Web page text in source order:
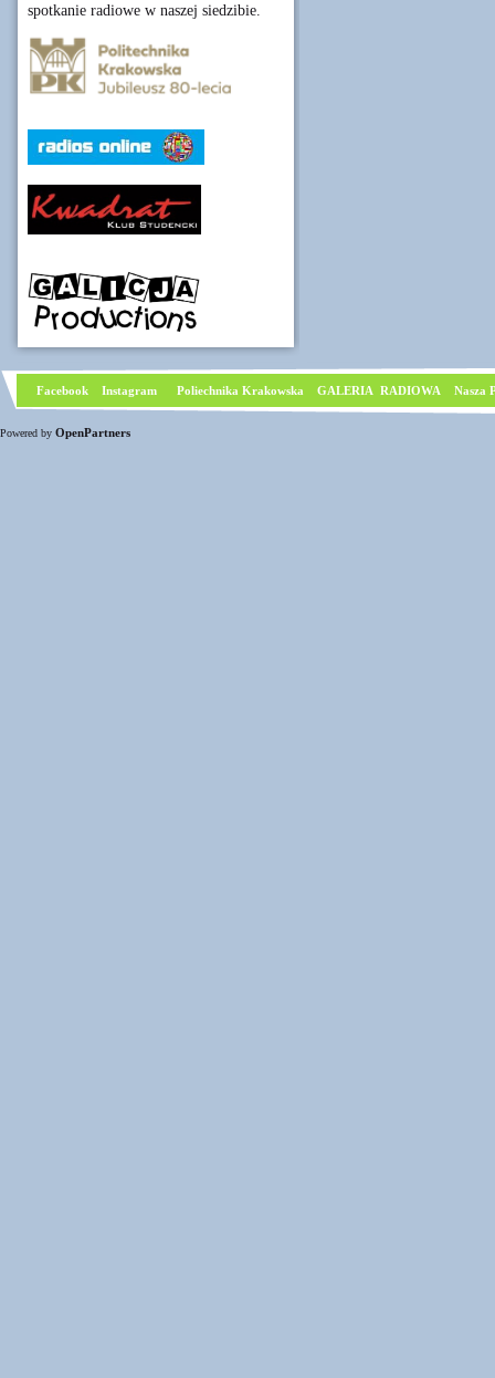
spotkanie radiowe w naszej siedzibie.
Facebook Instagram Poliechnika Krakowska GALERIA RADIOWA Nasza
Powered by OpenPartners